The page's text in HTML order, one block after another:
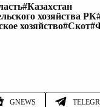
#Казахстан
хозяйства РК
хозяйство#Скот
GNEWS